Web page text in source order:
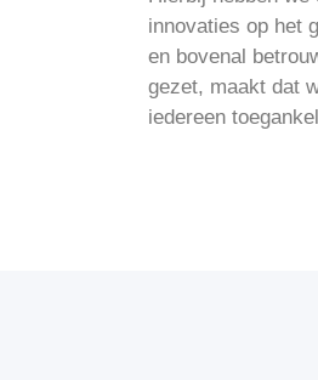
innovaties op het
en bovenal
gezet, maakt dat
iedereen